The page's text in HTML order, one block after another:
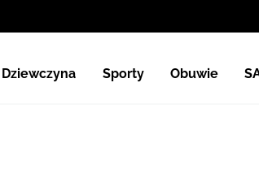
Dziewczyna Sporty Obuwie